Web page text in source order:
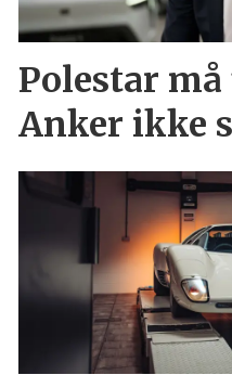
Polestar må
Anker ikke